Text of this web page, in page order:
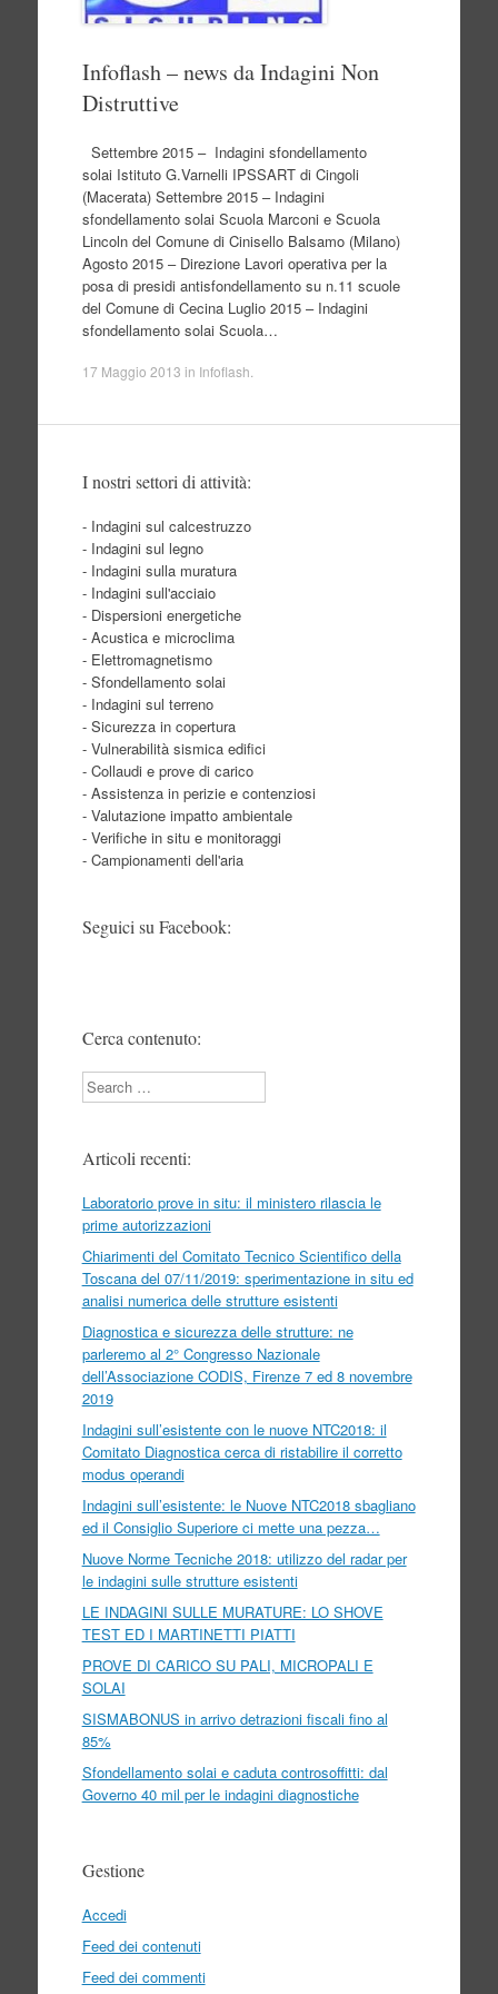
Infoflash – news da Indagini Non
Distruttive
Settembre 2015 – Indagini sfondellamento
solai Istituto G.Varnelli IPSSART di Cingoli
(Macerata) Settembre 2015 – Indagini
sfondellamento solai Scuola Marconi e Scuola
Lincoln del Comune di Cinisello Balsamo (Milano)
Agosto 2015 – Direzione Lavori operativa per la
posa di presidi antisfondellamento su n.11 scuole
del Comune di Cecina Luglio 2015 – Indagini
sfondellamento solai Scuola…
17 Maggio 2013 in Infoflash
I nostri settori di attività:
- Indagini sul calcestruzzo
- Indagini sul legno
- Indagini sulla muratura
- Indagini sull'acciaio
- Dispersioni energetiche
- Acustica e microclima
- Elettromagnetismo
- Sfondellamento solai
- Indagini sul terreno
- Sicurezza in copertura
- Vulnerabilità sismica edifici
- Collaudi e prove di carico
- Assistenza in perizie e contenziosi
- Valutazione impatto ambientale
- Verifiche in situ e monitoraggi
- Campionamenti dell'aria
Seguici su Facebook:
Cerca contenuto:
Search
Articoli recenti:
Laboratorio prove in situ: il ministero rilascia le
prime autorizzazioni
Chiarimenti del Comitato Tecnico Scientifico della
Toscana del 07/11/2019: sperimentazione in situ ed
analisi numerica delle strutture esistenti
Diagnostica e sicurezza delle strutture: ne
parleremo al 2° Congresso Nazionale
dell’Associazione CODIS, Firenze 7 ed 8 novembre
2019
Indagini sull’esistente con le nuove NTC2018: il
Comitato Diagnostica cerca di ristabilire il corretto
modus operandi
Indagini sull’esistente: le Nuove NTC2018 sbagliano
ed il Consiglio Superiore ci mette una pezza…
Nuove Norme Tecniche 2018: utilizzo del radar per
le indagini sulle strutture esistenti
LE INDAGINI SULLE MURATURE: LO SHOVE
TEST ED I MARTINETTI PIATTI
PROVE DI CARICO SU PALI, MICROPALI E
SOLAI
SISMABONUS in arrivo detrazioni fiscali fino al
85%
Sfondellamento solai e caduta controsoffitti: dal
Governo 40 mil per le indagini diagnostiche
Gestione
Accedi
Feed dei contenuti
Feed dei commenti